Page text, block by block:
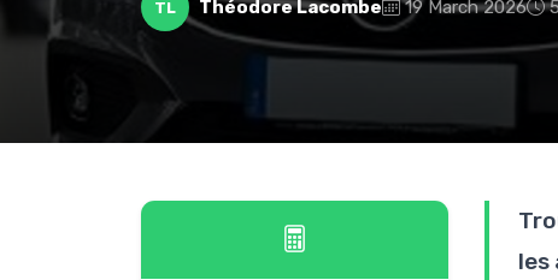
TL Théodore Lacombe 19 March 2026
les